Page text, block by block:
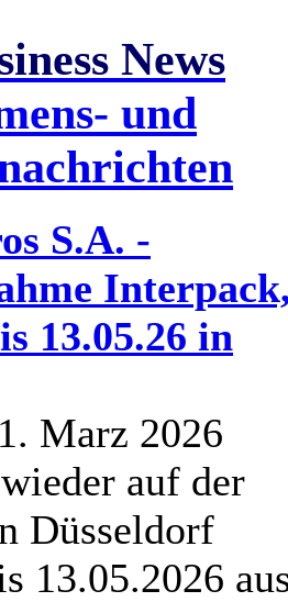
News
und
S.A. -
13.05.26 in
Marz 2026
auf der
Düsseldorf
13.05.2026